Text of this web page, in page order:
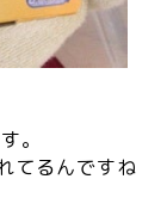
。
てるんですね